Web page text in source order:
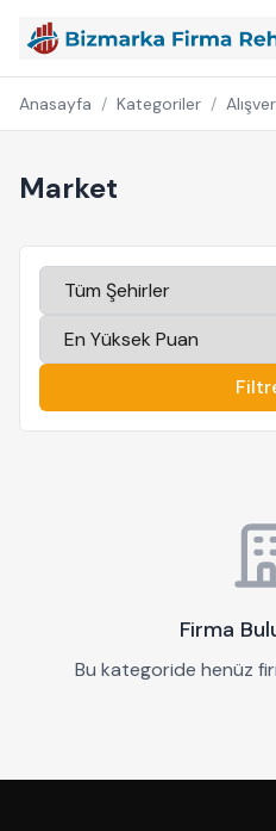
Anasayfa / Kategoriler /
Market
Firma
Bu kategoride henüz